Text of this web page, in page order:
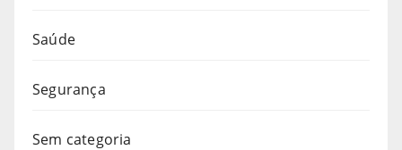
Saúde
Segurança
Sem categoria